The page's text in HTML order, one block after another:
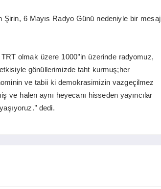
Şirin, 6 Mayıs Radyo Günü nedeniyle bir mesaj
olmak üzere 1000’’in üzerinde radyomuz,
gönüllerimizde taht kurmuş;her
ve tabii ki demokrasimizin vazgeçilmez
ve halen aynı heyecanı hisseden yayıncılar
dedi.